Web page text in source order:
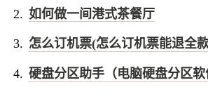
如何做一间港式茶餐厅
怎么订机票(怎么订机票能退全
硬盘分区助手（电脑硬盘分区软